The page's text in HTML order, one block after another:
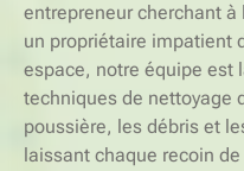
entrepreneur cherchant
un propriétaire impatient
espace, notre équipe est
techniques de nettoyage
poussière, les débris et
laissant chaque recoin